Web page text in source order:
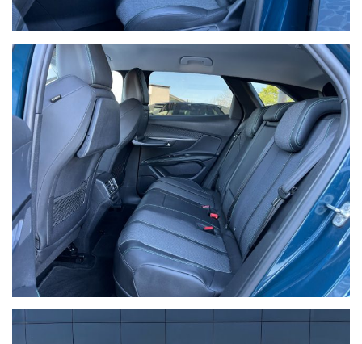
Seguici anche su Facebook e Instagram / Follow us on Facebook
and Instagram